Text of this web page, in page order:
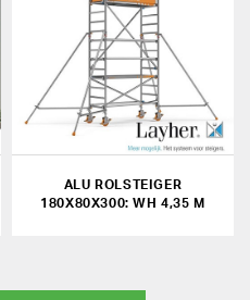
ALU ROLSTEIGER
180X80X300: WH 4,35 M